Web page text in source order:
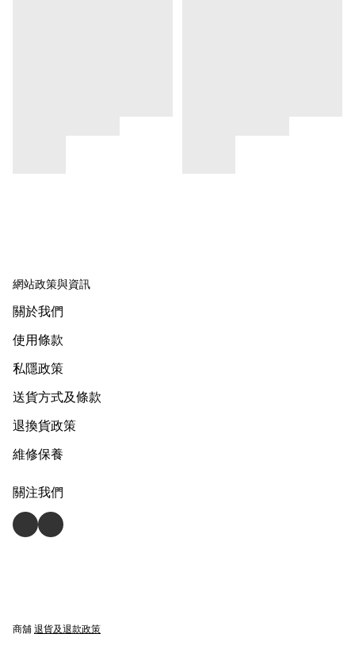
網站政策與資訊
關於我們
使用條款
私隱政策
送貨方式及條款
退換貨政策
維修保養
關注我們
商舖 退貨及退款政策